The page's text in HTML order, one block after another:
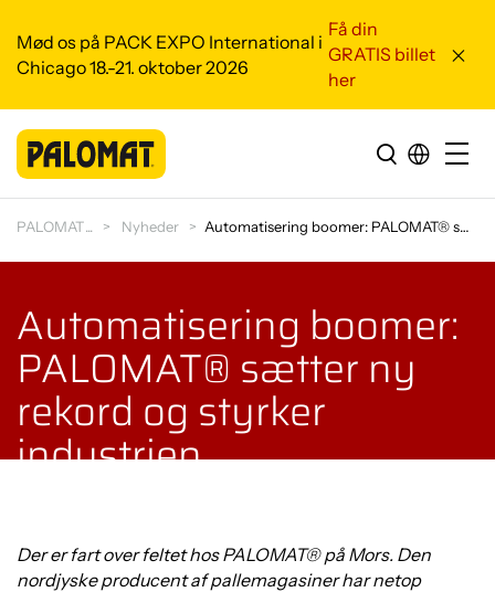
Mød os på PACK EXPO International i
Chicago 18.-21. oktober 2026
Få din
GRATIS billet
her
PALOMAT Nyheder Automatisering boomer: PALOMAT® sætter ny rekord o…
Automatisering boomer:
PALOMAT® sætter ny
rekord og styrker
industrien
Der er fart over feltet hos PALOMAT® på Mors. Den
nordjyske producent af pallemagasiner har netop